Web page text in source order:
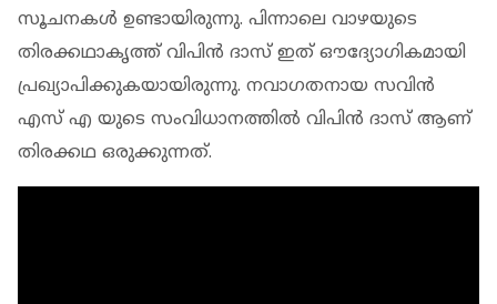
സൂചനകൾ ഉണ്ടായിരുന്നു. പിന്നാലെ വാഴയുടെ
തിരക്കഥാകൃത്ത് വിപിൻ ദാസ് ഇത് ഔദ്യോഗികമായി
പ്രഖ്യാപിക്കുകയായിരുന്നു. നവാഗതനായ സവിൻ
എസ് എ യുടെ സംവിധാനത്തിൽ വിപിൻ ദാസ് ആണ്
തിരക്കഥ ഒരുക്കുന്നത്.